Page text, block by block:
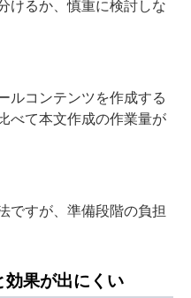
けるか、慎重に検討しな
ルコンテンツを作成する
べて本文作成の作業量が
ですが、準備段階の負担
効果が出にくい